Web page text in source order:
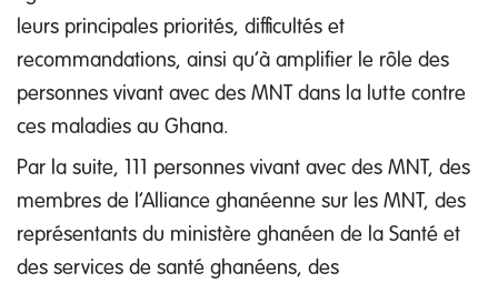
leurs principales priorités, difficultés et
recommandations, ainsi qu’à amplifier le rôle des
personnes vivant avec des MNT dans la lutte contre
ces maladies au Ghana.
Par la suite, 111 personnes vivant avec des MNT, des
membres de l’Alliance ghanéenne sur les MNT, des
représentants du ministère ghanéen de la Santé et
des services de santé ghanéens, des